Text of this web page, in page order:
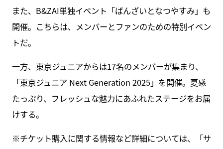
また、B&ZAI単独イベント「ばんざいとなつやすみ」も
開催。こちらは、メンバーとファンのための特別イベン
トだ。
一方、東京ジュニアからは17名のメンバーが集まり、
「東京ジュニア Next Generation 2025」を開催。夏感
たっぷり、フレッシュな魅力にあふれたステージをお届
けする。
※チケット購入に関する情報など詳細については、「サ